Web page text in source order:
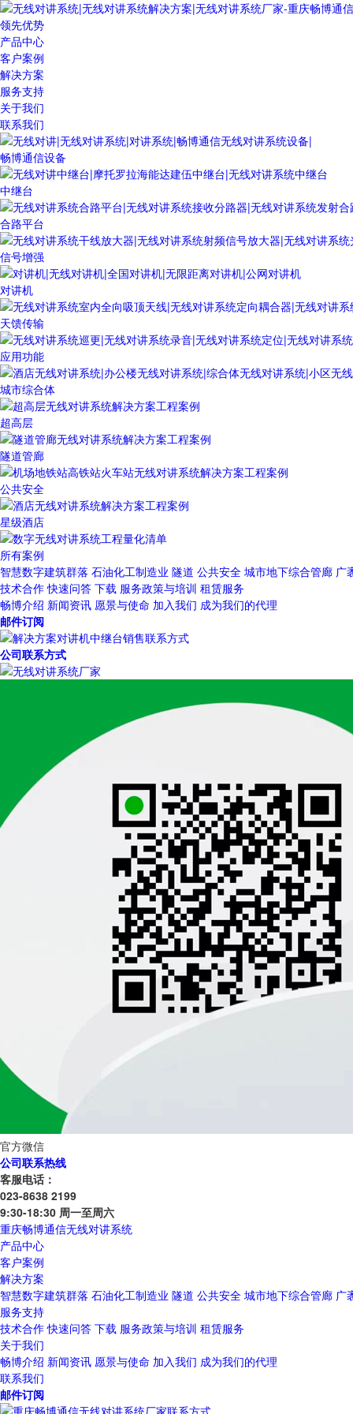
领先优势
产品中心
客户案例
解决方案
服务支持
关于我们
联系我们
畅博通信设备
中继台
合路平台
信号增强
对讲机
天馈传输
应用功能
城市综合体
超高层
隧道管廊
公共安全
星级酒店
所有案例
智慧数字建筑群落 石油化工制造业 隧道 公共安全 城市地下综合管廊 广
技术合作 快速问答 下载 服务政策与培训 租赁服务
畅博介绍 新闻资讯 愿景与使命 加入我们 成为我们的代理
邮件订阅
公司联系方式
官方微信
公司联系热线
客服电话：
023-8638 2199
9:30-18:30 周一至周六
重庆畅博通信无线对讲系统
产品中心
客户案例
解决方案
智慧数字建筑群落 石油化工制造业 隧道 公共安全 城市地下综合管廊 广
服务支持
技术合作 快速问答 下载 服务政策与培训 租赁服务
关于我们
畅博介绍 新闻资讯 愿景与使命 加入我们 成为我们的代理
联系我们
邮件订阅